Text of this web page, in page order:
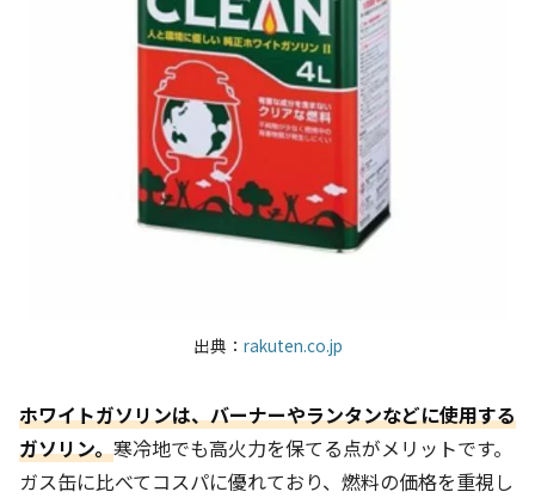
出典： rakuten.co.jp
ホワイトガソリンは、バーナーやランタンなどに使用する
ガソリン。寒冷地でも高火力を保てる点がメリットです。
ガス缶に比べてコスパに優れており、燃料の価格を重視し